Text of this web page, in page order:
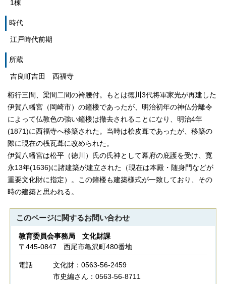
1棟
時代
江戸時代前期
所蔵
吉良町吉田 西福寺
桁行三間、梁間二間の袴腰付。もとは徳川3代将軍家光が再建した
伊賀八幡宮（岡崎市）の鐘楼であったが、明治初年の神仏分離令
によって仏教色の強い鐘楼は撤去されることになり、明治4年
(1871)に西福寺へ移築された。当時は桧皮葺であったが、移築の
際に現在の桟瓦葺に改められた。
伊賀八幡宮は松平（徳川）氏の氏神として幕府の庇護を受け、寛
永13年(1636)に諸建築が建立された（現在は本殿・随身門などが
重要文化財に指定）。この鐘楼も建築様式が一致しており、その
時の建築と思われる。
このページに関するお問い合わせ
教育委員会事務局 文化財課
〒445-0847 西尾市亀沢町480番地
電話
文化財：0563-56-2459
市史編さん：0563-56-8711